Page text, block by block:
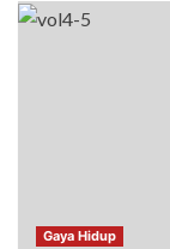
Gaya Hidup